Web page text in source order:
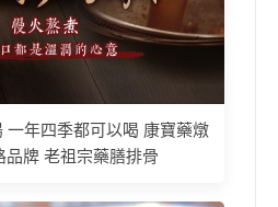
一年四季都可以喝 康寶藥燉
品牌 老祖宗藥膳排骨